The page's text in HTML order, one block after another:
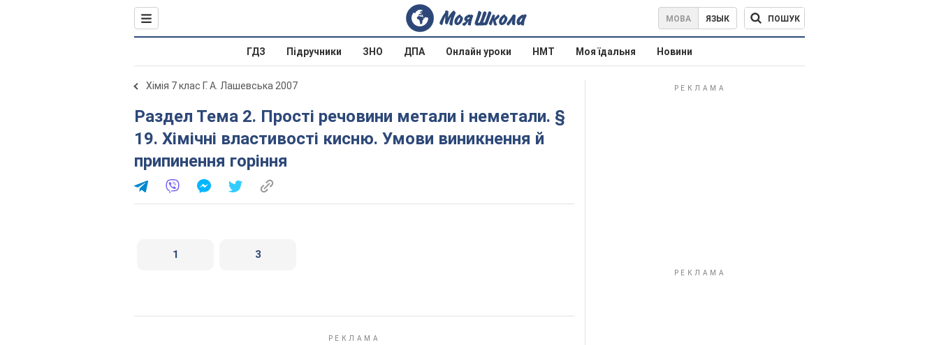
МОВА ЯЗЫК ПОШУК
ГДЗ Підручники ЗНО ДПА Онлайн уроки НМТ Моя їдальня Новини
Хімія 7 клас Г. А. Лашевська 2007
Раздел Тема 2. Прості речовини метали і неметали. §
19. Хімічні властивості кисню. Умови виникнення й
припинення горіння
1 3